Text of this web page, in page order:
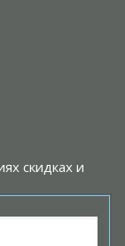
скидках и